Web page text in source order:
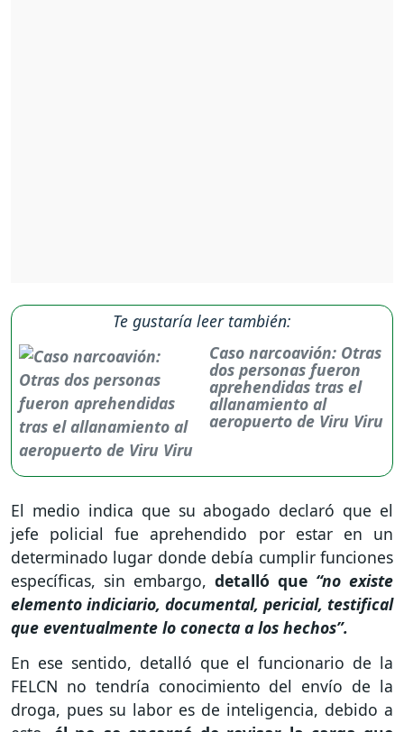
Te gustaría leer también:
Caso narcoavión: Otras
dos personas fueron
aprehendidas tras el
allanamiento al
aeropuerto de Viru Viru
El medio indica que su abogado declaró que el
jefe policial fue aprehendido por estar en un
determinado lugar donde debía cumplir funciones
específicas, sin embargo, detalló que “no existe
elemento indiciario, documental, pericial, testifical
que eventualmente lo conecta a los hechos”.
En ese sentido, detalló que el funcionario de la
FELCN no tendría conocimiento del envío de la
droga, pues su labor es de inteligencia, debido a